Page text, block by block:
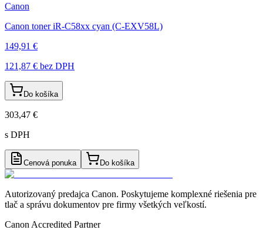
Canon
Canon toner iR-C58xx cyan (C-EXV58L)
149,91 €
121,87 € bez DPH
Do košíka
303,47 €
s DPH
Cenová ponuka Do košíka
Autorizovaný predajca Canon. Poskytujeme komplexné riešenia pre
tlač a správu dokumentov pre firmy všetkých veľkostí.
Canon Accredited Partner